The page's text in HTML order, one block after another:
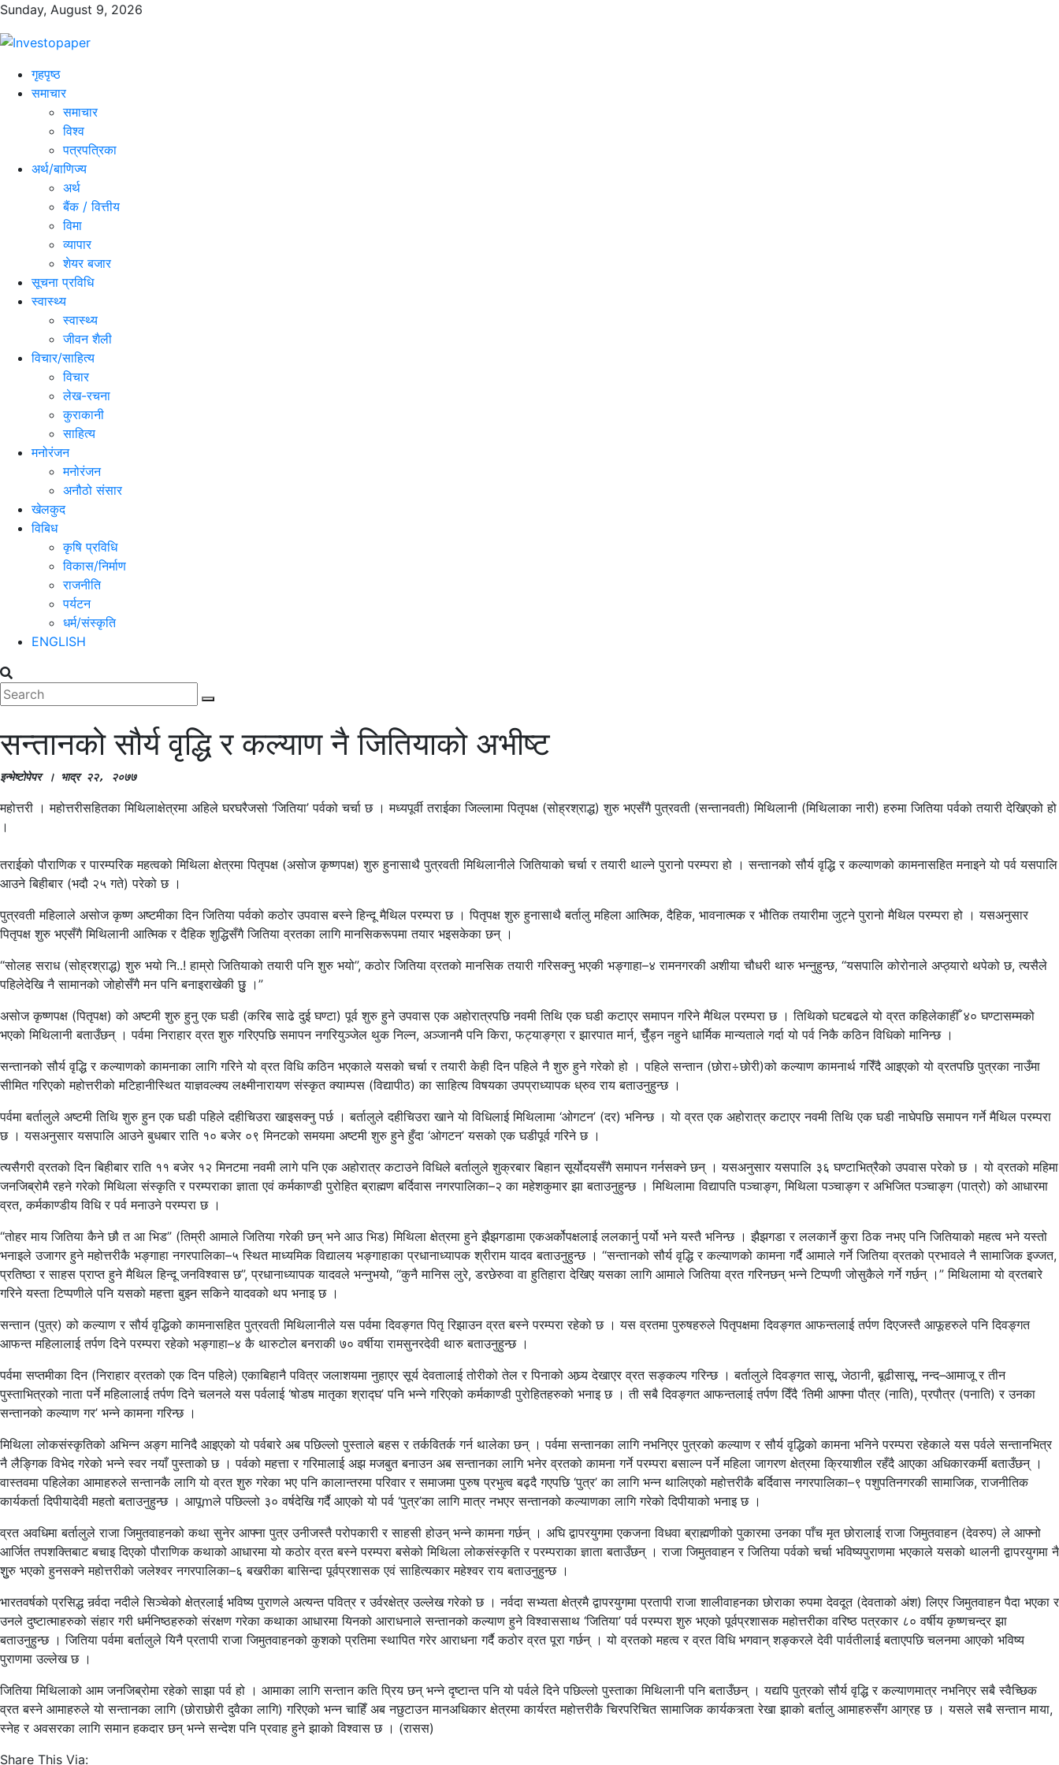
Sunday, August 9, 2026
गृहपृष्ठ
समाचार
समाचार
विश्व
पत्रपत्रिका
अर्थ/बाणिज्य
अर्थ
बैंक / वित्तीय
विमा
व्यापार
शेयर बजार
सूचना प्रविधि
स्वास्थ्य
स्वास्थ्य
जीवन शैली
विचार/साहित्य
विचार
लेख-रचना
कुराकानी
साहित्य
मनोरंजन
मनोरंजन
अनौठो संसार
खेलकुद
विबिध
कृषि प्रविधि
विकास/निर्माण
राजनीति
पर्यटन
धर्म/संस्कृति
ENGLISH
सन्तानको सौर्य वृद्धि र कल्याण नै जितियाको अभीष्ट
इन्भेष्टोपेपर । भाद्र २२, २०७७
महोत्तरी । महोत्तरीसहितका मिथिलाक्षेत्रमा अहिले घरघरैजसो ‘जितिया’ पर्वको चर्चा छ । मध्यपूर्वी तराईका जिल्लामा पितृपक्ष (सोह्रश्राद्ध) शुरु भएसँगै पुत्रवती (सन्तानवती) मिथिलानी (मिथिलाका नारी) हरुमा जितिया पर्वको तयारी देखिएको हो
।
तराईको पौराणिक र पारम्परिक महत्वको मिथिला क्षेत्रमा पितृपक्ष (असोज कृष्णपक्ष) शुरु हुनासाथै पुत्रवती मिथिलानीले जितियाको चर्चा र तयारी थाल्ने पुरानो परम्परा हो । सन्तानको सौर्य वृद्धि र कल्याणको कामनासहित मनाइने यो पर्व यसपालि
आउने बिहीबार (भदौ २५ गते) परेको छ ।
पुत्रवती महिलाले असोज कृष्ण अष्टमीका दिन जितिया पर्वको कठोर उपवास बस्ने हिन्दू मैथिल परम्परा छ । पितृपक्ष शुरु हुनासाथै बर्तालु महिला आत्मिक, दैहिक, भावनात्मक र भौतिक तयारीमा जुट्ने पुरानो मैथिल परम्परा हो । यसअनुसार
पितृपक्ष शुरु भएसँगै मिथिलानी आत्मिक र दैहिक शुद्धिसँगै जितिया व्रतका लागि मानसिकरूपमा तयार भइसकेका छन् ।
“सोलह सराध (सोह्रश्राद्ध) शुरु भयो नि..! हाम्रो जितियाको तयारी पनि शुरु भयो”, कठोर जितिया व्रतको मानसिक तयारी गरिसक्नु भएकी भङ्गाहा–४ रामनगरकी अशीया चौधरी थारु भन्नुहुन्छ, “यसपालि कोरोनाले अप्ठ्यारो थपेको छ, त्यसैले
पहिलेदेखि नै सामानको जोहोसँगै मन पनि बनाइराखेकी छुु ।”
असोज कृष्णपक्ष (पितृपक्ष) को अष्टमी शुरु हुनु एक घडी (करिब साढे दुई घण्टा) पूर्व शुरु हुने उपवास एक अहोरात्रपछि नवमी तिथि एक घडी कटाएर समापन गरिने मैथिल परम्परा छ । तिथिको घटबढले यो व्रत कहिलेकाहीँ ४० घण्टासम्मको
भएको मिथिलानी बताउँछन् । पर्वमा निराहार व्रत शुरु गरिएपछि समापन नगरियुञ्जेल थुक निल्न, अञ्जानमै पनि किरा, फट्याङ्ग्रा र झारपात मार्न, चुँँड्न नहुने धार्मिक मान्यताले गर्दा यो पर्व निकै कठिन विधिको मानिन्छ ।
सन्तानको सौर्य वृद्धि र कल्याणको कामनाका लागि गरिने यो व्रत विधि कठिन भएकाले यसको चर्चा र तयारी केही दिन पहिले नै शुरु हुने गरेको हो । पहिले सन्तान (छोरा÷छोरी)को कल्याण कामनार्थ गरिँदै आइएको यो व्रतपछि पुत्रका नाउँमा
सीमित गरिएको महोत्तरीको मटिहानीस्थित याज्ञवल्क्य लक्ष्मीनारायण संस्कृत क्याम्पस (विद्यापीठ) का साहित्य विषयका उपप्राध्यापक ध्रुव राय बताउनुहुन्छ ।
पर्वमा बर्तालुले अष्टमी तिथि शुरु हुन एक घडी पहिले दहीचिउरा खाइसक्नु पर्छ । बर्तालुले दहीचिउरा खाने यो विधिलाई मिथिलामा ‘ओगटन’ (दर) भनिन्छ । यो व्रत एक अहोरात्र कटाएर नवमी तिथि एक घडी नाघेपछि समापन गर्ने मैथिल परम्परा
छ । यसअनुसार यसपालि आउने बुधबार राति १० बजेर ०९ मिनटको समयमा अष्टमी शुरु हुने हुँदा ‘ओगटन’ यसको एक घडीपूर्व गरिने छ ।
त्यसैगरी व्रतको दिन बिहीबार राति ११ बजेर १२ मिनटमा नवमी लागे पनि एक अहोरात्र कटाउने विधिले बर्तालुले शुक्रबार बिहान सूर्योदयसँगै समापन गर्नसक्ने छन् । यसअनुसार यसपालि ३६ घण्टाभित्रैको उपवास परेको छ । यो व्रतको महिमा
जनजिब्रोमै रहने गरेको मिथिला संस्कृति र परम्पराका ज्ञाता एवं कर्मकाण्डी पुरोहित ब्राह्मण बर्दिवास नगरपालिका–२ का महेशकुमार झा बताउनुहुन्छ । मिथिलामा विद्यापति पञ्चाङ्ग, मिथिला पञ्चाङ्ग र अभिजित पञ्चाङ्ग (पात्रो) को आधारमा
व्रत, कर्मकाण्डीय विधि र पर्व मनाउने परम्परा छ ।
“तोहर माय जितिया कैने छौ त आ भिड” (तिम्री आमाले जितिया गरेकी छन् भने आउ भिड) मिथिला क्षेत्रमा हुने झैझगडामा एकअर्कोपक्षलाई ललकार्नु पर्यो भने यस्तै भनिन्छ । झैझगडा र ललकार्ने कुरा ठिक नभए पनि जितियाको महत्व भने यस्तो
भनाइले उजागर हुने महोत्तरीकै भङ्गाहा नगरपालिका–५ स्थित माध्यमिक विद्यालय भङ्गाहाका प्रधानाध्यापक श्रीराम यादव बताउनुहुन्छ । “सन्तानको सौर्य वृद्धि र कल्याणको कामना गर्दै आमाले गर्ने जितिया व्रतको प्रभावले नै सामाजिक इज्जत,
प्रतिष्ठा र साहस प्राप्त हुने मैथिल हिन्दू जनविश्वास छ”, प्रधानाध्यापक यादवले भन्नुभयोे, “कुनै मानिस लुरे, डरछेरुवा वा हुतिहारा देखिए यसका लागि आमाले जितिया व्रत गरिनछन् भन्ने टिप्पणी जोसुकैले गर्ने गर्छन् ।” मिथिलामा यो व्रतबारे
गरिने यस्ता टिप्पणीले पनि यसको महत्ता बुझ्न सकिने यादवको थप भनाइ छ ।
सन्तान (पुत्र) को कल्याण र सौर्य वृद्धिको कामनासहित पुत्रवती मिथिलानीले यस पर्वमा दिवङ्गत पितृ रिझाउन व्रत बस्ने परम्परा रहेको छ । यस व्रतमा पुरुषहरुले पितृपक्षमा दिवङ्गत आफन्तलाई तर्पण दिएजस्तै आफूहरुले पनि दिवङ्गत
आफन्त महिलालाई तर्पण दिने परम्परा रहेको भङ्गाहा–४ कै थारुटोल बनराकी ७० वर्षीया रामसुनरदेवी थारु बताउनुहुन्छ ।
पर्वमा सप्तमीका दिन (निराहार व्रतको एक दिन पहिले) एकाबिहानै पवित्र जलाशयमा नुहाएर सूर्य देवतालाई तोरीको तेल र पिनाको अघ्र्य देखाएर व्रत सङ्कल्प गरिन्छ । बर्तालुले दिवङ्गत सासू, जेठानी, बूढीसासू, नन्द–आमाजू र तीन
पुस्ताभित्रको नाता पर्ने महिलालाई तर्पण दिने चलनले यस पर्वलाई ‘षोडष मातृका श्राद्घ’ पनि भन्ने गरिएको कर्मकाण्डी पुरोहितहरुको भनाइ छ । ती सबै दिवङ्गत आफन्तलाई तर्पण दिँदै ‘तिमी आफ्ना पौत्र (नाति), प्रपौत्र (पनाति) र उनका
सन्तानको कल्याण गर’ भन्ने कामना गरिन्छ ।
मिथिला लोकसंस्कृतिको अभिन्न अङ्ग मानिदै आइएको यो पर्वबारे अब पछिल्लो पुस्ताले बहस र तर्कवितर्क गर्न थालेका छन् । पर्वमा सन्तानका लागि नभनिएर पुत्रको कल्याण र सौर्य वृद्धिको कामना भनिने परम्परा रहेकाले यस पर्वले सन्तानभित्र
नै लैङ्गिक विभेद गरेको भन्ने स्वर नयाँ पुस्ताको छ । पर्वको महत्ता र गरिमालाई अझ मजबुत बनाउन अब सन्तानका लागि भनेर व्रतको कामना गर्ने परम्परा बसाल्न पर्ने महिला जागरण क्षेत्रमा क्रियाशील रहँदै आएका अधिकारकर्मी बताउँछन् ।
वास्तवमा पहिलेका आमाहरुले सन्तानकै लागि यो व्रत शुरु गरेका भए पनि कालान्तरमा परिवार र समाजमा पुरुष प्रभुत्व बढ्दै गएपछि ‘पुत्र’ का लागि भन्न थालिएको महोत्तरीकै बर्दिवास नगरपालिका–९ पशुपतिनगरकी सामाजिक, राजनीतिक
कार्यकर्ता दिपीयादेवी महतो बताउनुहुन्छ । आपूmले पछिल्लो ३० वर्षदेखि गर्दै आएको यो पर्व ‘पुत्र’का लागि मात्र नभएर सन्तानको कल्याणका लागि गरेको दिपीयाको भनाइ छ ।
व्रत अवधिमा बर्तालुले राजा जिमुतवाहनको कथा सुनेर आफ्ना पुत्र उनीजस्तै परोपकारी र साहसी होउन् भन्ने कामना गर्छन् । अघि द्वापरयुगमा एकजना विधवा ब्राह्मणीको पुकारमा उनका पाँच मृत छोरालाई राजा जिमुतवाहन (देवरुप) ले आफ्नो
आर्जित तपशक्तिबाट बचाइ दिएको पौराणिक कथाको आधारमा यो कठोर व्रत बस्ने परम्परा बसेको मिथिला लोकसंस्कृति र परम्पराका ज्ञाता बताउँछन् । राजा जिमुतवाहन र जितिया पर्वको चर्चा भविष्यपुराणमा भएकाले यसको थालनी द्वापरयुगमा नै
शुुरु भएको हुनसक्ने महोत्तरीको जलेश्वर नगरपालिका–६ बखरीका बासिन्दा पूर्वप्रशासक एवं साहित्यकार महेश्वर राय बताउनुहुन्छ ।
भारतवर्षको प्रसिद्ध नर्र्वदा नदीले सिञ्चेको क्षेत्रलाई भविष्य पुराणले अत्यन्त पवित्र र उर्वरक्षेत्र उल्लेख गरेको छ । नर्वदा सभ्यता क्षेत्रमै द्वापरयुगमा प्रतापी राजा शालीवाहनका छोराका रुपमा देवदूत (देवताको अंश) लिएर जिमुतवाहन पैदा भएका र
उनले दुष्टात्माहरुको संहार गरी धर्मनिष्ठहरुको संरक्षण गरेका कथाका आधारमा यिनको आराधनाले सन्तानको कल्याण हुने विश्वाससाथ ‘जितिया’ पर्व परम्परा शुरु भएको पूर्वप्रशासक महोत्तरीका वरिष्ठ पत्रकार ८० वर्षीय कृष्णचन्द्र झा
बताउनुहुन्छ । जितिया पर्वमा बर्तालुले यिनै प्रतापी राजा जिमुतवाहनको कुशको प्रतिमा स्थापित गरेर आराधना गर्दै कठोर व्रत पूरा गर्छन् । यो व्रतको महत्व र व्रत विधि भगवान् शङ्करले देवी पार्वतीलाई बताएपछि चलनमा आएको भविष्य
पुराणमा उल्लेख छ ।
जितिया मिथिलाको आम जनजिब्रोमा रहेको साझा पर्व हो । आमाका लागि सन्तान कति प्रिय छन् भन्ने दृष्टान्त पनि यो पर्वले दिने पछिल्लो पुस्ताका मिथिलानी पनि बताउँछन् । यद्यपि पुत्रको सौर्य वृद्धि र कल्याणमात्र नभनिएर सबै स्वैच्छिक
व्रत बस्ने आमाहरुले यो सन्तानका लागि (छोराछोरी दुवैका लागि) गरिएको भन्न चाहिँ अब नछुटाउन मानअधिकार क्षेत्रमा कार्यरत महोत्तरीकै चिरपरिचित सामाजिक कार्यकत्र्ता रेखा झाको बर्तालु आमाहरुसँग आग्रह छ । यसले सबै सन्तान माया,
स्नेह र अवसरका लागि समान हकदार छन् भन्ने सन्देश पनि प्रवाह हुने झाको विश्वास छ । (रासस)
Share This Via: